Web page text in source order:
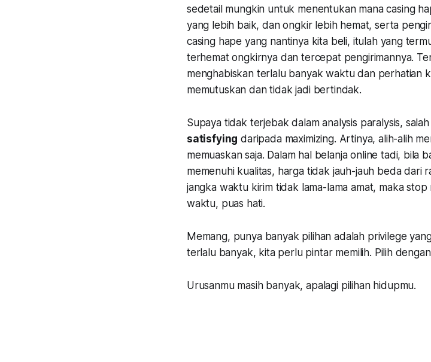
sedetail mungkin untuk menentukan mana casing
yang lebih baik, dan ongkir lebih hemat, serta
casing hape yang nantinya kita beli, itulah yang
terhemat ongkirnya dan tercepat pengirimannya.
menghabiskan terlalu banyak waktu dan perhatian
memutuskan dan tidak jadi bertindak.
Supaya tidak terjebak dalam analysis paralysis,
satisfying daripada maximizing. Artinya, alih-alih
memuaskan saja. Dalam hal belanja online tadi, bila
memenuhi kualitas, harga tidak jauh-jauh beda dari
jangka waktu kirim tidak lama-lama amat, maka
waktu, puas hati.
Memang, punya banyak pilihan adalah privilege
terlalu banyak, kita perlu pintar memilih. Pilih
Urusanmu masih banyak, apalagi pilihan hidupmu.